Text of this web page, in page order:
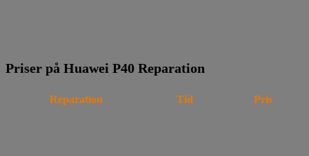
Priser på Huawei P40 Reparation
Reparation Tid Pris